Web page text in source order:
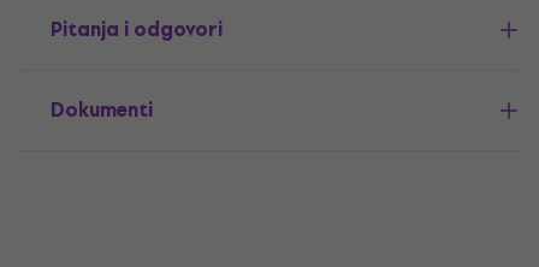
Pitanja i odgovori
Dokumenti